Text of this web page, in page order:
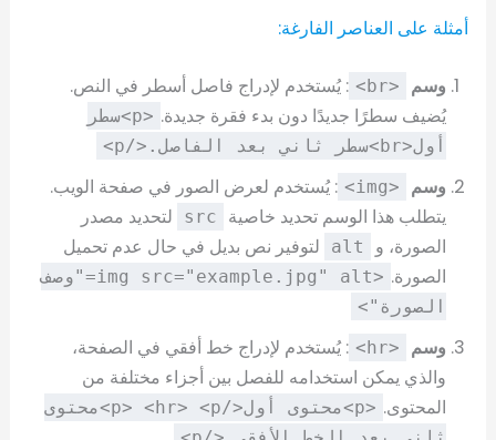
أمثلة على العناصر الفارغة:
وسم <br>
: يُستخدم لإدراج فاصل أسطر في النص.
يُضيف سطرًا جديدًا دون بدء فقرة جديدة.
<p>سطر
أول<br>سطر ثاني بعد الفاصل.</p>
وسم <img>
: يُستخدم لعرض الصور في صفحة الويب.
يتطلب هذا الوسم تحديد خاصية
src
لتحديد مصدر
الصورة، و
alt
لتوفير نص بديل في حال عدم تحميل
الصورة.
<img src="example.jpg" alt="وصف
الصورة">
وسم <hr>
: يُستخدم لإدراج خط أفقي في الصفحة،
والذي يمكن استخدامه للفصل بين أجزاء مختلفة من
المحتوى.
<p>محتوى أول</p> <hr> <p>محتوى